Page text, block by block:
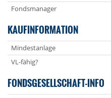
Fondsmanager
KAUFINFORMATION
Mindestanlage
VL-fähig?
FONDSGESELLSCHAFT-INFO